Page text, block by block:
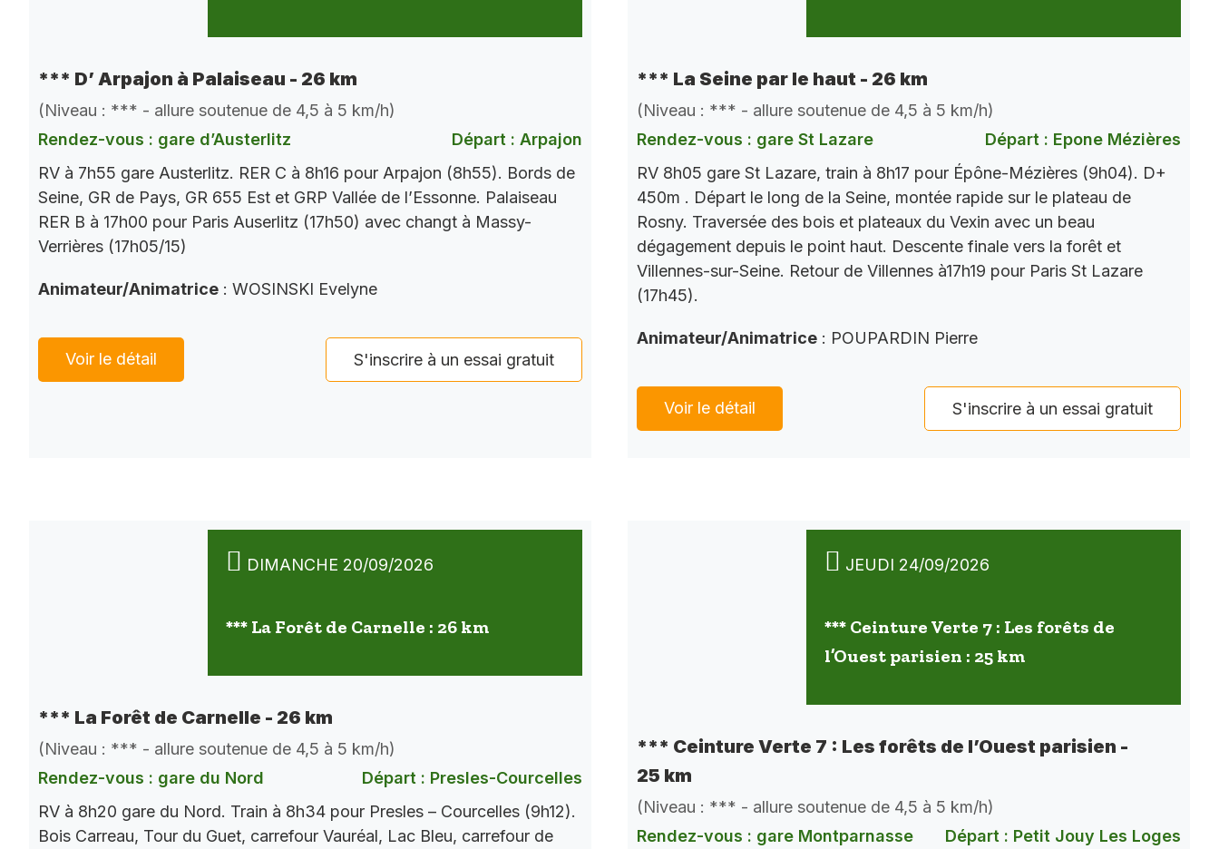
*** D’ Arpajon à Palaiseau - 26 km
(Niveau : *** - allure soutenue de 4,5 à 5 km/h)
Rendez-vous : gare d’Austerlitz
Départ : Arpajon
RV à 7h55 gare Austerlitz. RER C à 8h16 pour Arpajon (8h55). Bords de
Seine, GR de Pays, GR 655 Est et GRP Vallée de l’Essonne. Palaiseau
RER B à 17h00 pour Paris Auserlitz (17h50) avec changt à Massy-
Verrières (17h05/15)
Animateur/Animatrice : WOSINSKI Evelyne
Voir le détail S'inscrire à un essai gratuit
*** La Seine par le haut - 26 km
(Niveau : *** - allure soutenue de 4,5 à 5 km/h)
Rendez-vous : gare St Lazare
Départ : Epone Mézières
RV 8h05 gare St Lazare, train à 8h17 pour Épône-Mézières (9h04). D+
450m . Départ le long de la Seine, montée rapide sur le plateau de
Rosny. Traversée des bois et plateaux du Vexin avec un beau
dégagement depuis le point haut. Descente finale vers la forêt et
Villennes-sur-Seine. Retour de Villennes à17h19 pour Paris St Lazare
(17h45).
Animateur/Animatrice : POUPARDIN Pierre
Voir le détail S'inscrire à un essai gratuit
DIMANCHE 20/09/2026
*** La Forêt de Carnelle : 26 km
*** La Forêt de Carnelle - 26 km
(Niveau : *** - allure soutenue de 4,5 à 5 km/h)
Rendez-vous : gare du Nord
Départ : Presles-Courcelles
RV à 8h20 gare du Nord. Train à 8h34 pour Presles – Courcelles (9h12).
Bois Carreau, Tour du Guet, carrefour Vauréal, Lac Bleu, carrefour de
JEUDI 24/09/2026
*** Ceinture Verte 7 : Les forêts de
l’Ouest parisien : 25 km
*** Ceinture Verte 7 : Les forêts de l’Ouest parisien -
25 km
(Niveau : *** - allure soutenue de 4,5 à 5 km/h)
Rendez-vous : gare Montparnasse
Départ : Petit Jouy Les Loges